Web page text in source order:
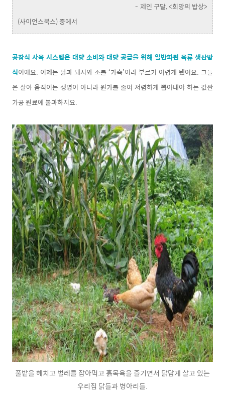
- 제인 구달, <희망의 밥상>
(사이언스북스) 중에서
공장식 사육 시스템은 대량 소비와 대량 공급을 위해 일반화된 육류 생산방
식이에요. 이제는 닭과 돼지와 소를 ‘가축’이라 부르기 어렵게 됐어요. 그들
은 살아 움직이는 생명이 아니라 원가를 줄여 저렴하게 뽑아내야 하는 값싼
가공 원료에 불과하지요.
풀밭을 헤치고 벌레를 잡아먹고 흙목욕을 즐기면서 닭답게 살고 있는
우리집 닭들과 병아리들.